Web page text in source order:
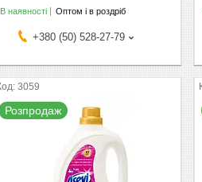
В наявності Оптом і в роздріб
+380 (50) 528-27-79
3059
Розпродаж